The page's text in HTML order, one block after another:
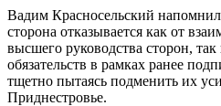
Вадим Красносельский
сторона отказывается как от
высшего руководства сторон,
обязательств в рамках ранее
тщетно пытаясь подменить их
Приднестровье.